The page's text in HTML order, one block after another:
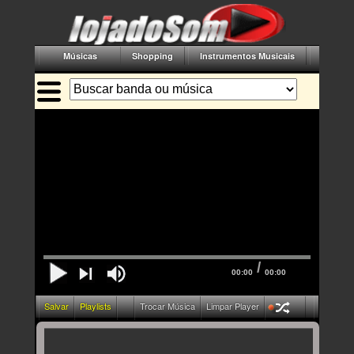
Músicas Shopping Instrumentos Musicais
00:00 / 00:00
Salvar Playlists Trocar Música Limpar Player